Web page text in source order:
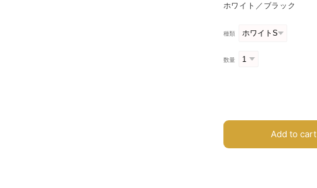
ホワイト／ブラック
種類
数量
Add to cart